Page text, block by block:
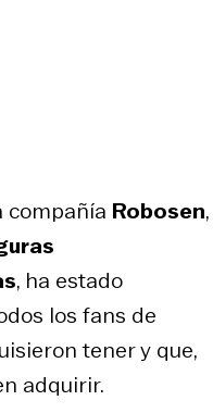
compañía Robosen,
, ha estado
los fans de
tener y que,
adquirir.